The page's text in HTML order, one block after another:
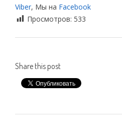
Viber, Мы на Facebook
Просмотров: 533
Share this post